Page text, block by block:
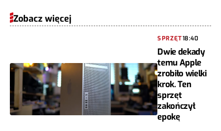
Zobacz więcej
SPRZĘT18:40
Dwie dekady
temu Apple
zrobiło wielki
krok. Ten
sprzęt
zakończył
epokę